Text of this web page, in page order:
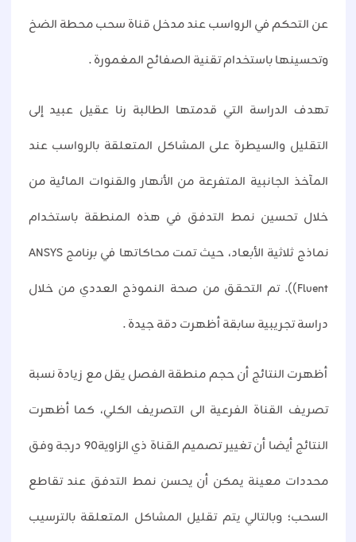
عن التحكم في الرواسب عند مدخل قناة سحب محطة الضخ
وتحسينها باستخدام تقنية الصفائح المغمورة .
تهدف الدراسة التي قدمتها الطالبة رنا عقيل عبيد إلى
التقليل والسيطرة على المشاكل المتعلقة بالرواسب عند
المآخذ الجانبية المتفرعة من الأنهار والقنوات المائية من
خلال تحسين نمط التدفق في هذه المنطقة باستخدام
نماذج ثلاثية الأبعاد، حيث تمت محاكاتها في برنامج ANSYS
Fluent)). تم التحقق من صحة النموذج العددي من خلال
دراسة تجريبية سابقة أظهرت دقة جيدة .
أظهرت النتائج أن حجم منطقة الفصل يقل مع زيادة نسبة
تصريف القناة الفرعية الى التصريف الكلي، كما أظهرت
النتائج أيضا أن تغيير تصميم القناة ذي الزاوية٩٠ درجة وفق
محددات معينة يمكن أن يحسن نمط التدفق عند تقاطع
السحب؛ وبالتالي يتم تقليل المشاكل المتعلقة بالترسيب